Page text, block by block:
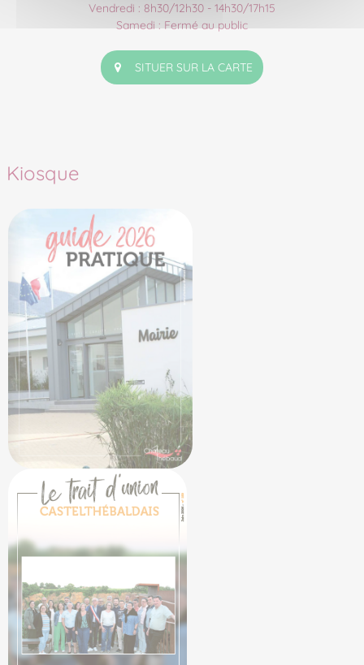
Vendredi : 8h30/12h30 - 14h30/17h15
Samedi : Fermé au public
SITUER SUR LA CARTE
Kiosque